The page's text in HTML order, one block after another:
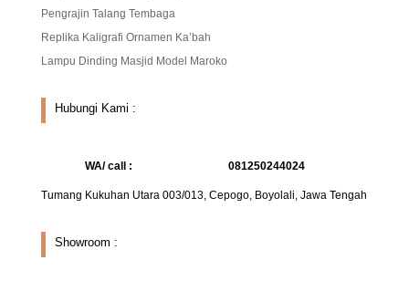
Pengrajin Talang Tembaga
Replika Kaligrafi Ornamen Ka’bah
Lampu Dinding Masjid Model Maroko
Hubungi Kami :
WA/ call : 081250244024
Tumang Kukuhan Utara 003/013, Cepogo, Boyolali, Jawa Tengah
Showroom :